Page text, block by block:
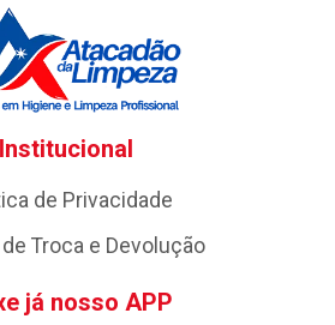
Institucional
de Privacidade
Troca e Devolução
já nosso APP